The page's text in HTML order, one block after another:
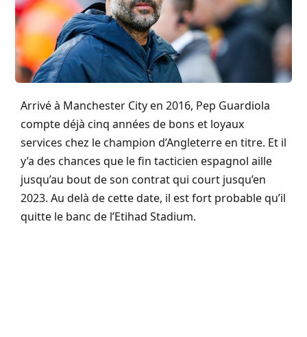
Arrivé à Manchester City en 2016, Pep Guardiola
compte déjà cinq années de bons et loyaux
services chez le champion d’Angleterre en titre. Et il
y’a des chances que le fin tacticien espagnol aille
jusqu’au bout de son contrat qui court jusqu’en
2023. Au delà de cette date, il est fort probable qu’il
quitte le banc de l’Etihad Stadium.